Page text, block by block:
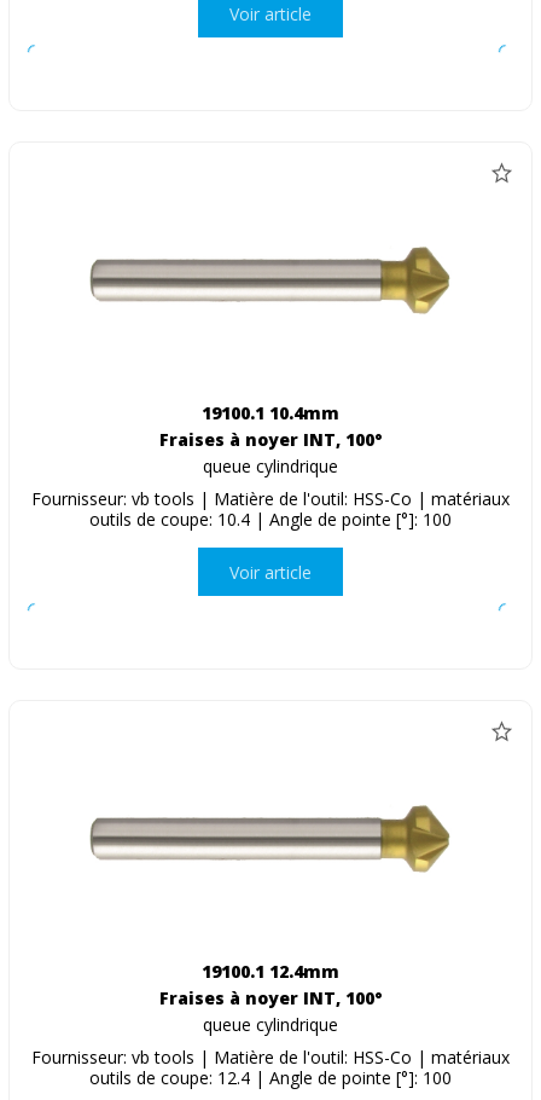
Voir article
19100.1 10.4mm
Fraises à noyer INT, 100°
queue cylindrique
Fournisseur: vb tools | Matière de l'outil: HSS-Co | matériaux
outils de coupe: 10.4 | Angle de pointe [°]: 100
Voir article
19100.1 12.4mm
Fraises à noyer INT, 100°
queue cylindrique
Fournisseur: vb tools | Matière de l'outil: HSS-Co | matériaux
outils de coupe: 12.4 | Angle de pointe [°]: 100